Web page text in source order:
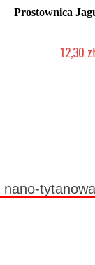
Prostownica
12,30 zł